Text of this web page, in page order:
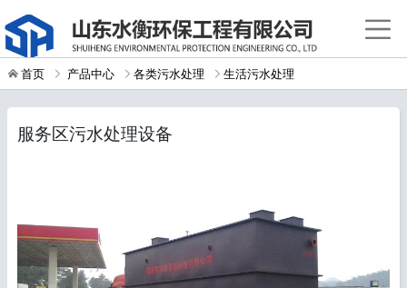
首页 产品中心 各类污水处理 生活污水处理
服务区污水处理设备